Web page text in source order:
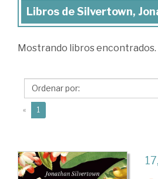
Libros
Silvertown,
Libros de Silvertown,
Mostrando libros encontrados.
« 1